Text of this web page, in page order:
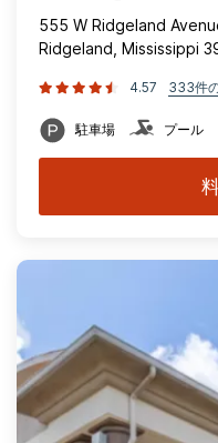
555 W Ridgeland
Ridgeland, Mississippi
4.57 333件
駐車場 プール